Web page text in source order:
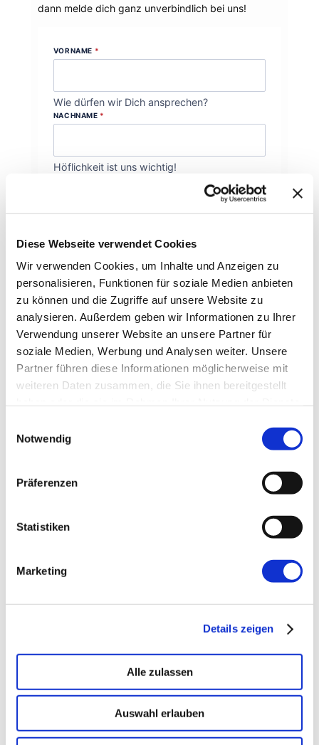
Diese Webseite verwendet Cookies
Wir verwenden Cookies, um Inhalte und Anzeigen zu
personalisieren, Funktionen für soziale Medien anbieten
zu können und die Zugriffe auf unsere Website zu
analysieren. Außerdem geben wir Informationen zu Ihrer
Verwendung unserer Website an unsere Partner für
soziale Medien, Werbung und Analysen weiter. Unsere
Partner führen diese Informationen möglicherweise mit
weiteren Daten zusammen, die Sie ihnen bereitgestellt
Notwendig
Präferenzen
Statistiken
Marketing
Details zeigen
Alle zulassen
Auswahl erlauben
dann melde dich ganz unverbindlich bei uns!
VORNAME *
Wie dürfen wir Dich ansprechen?
NACHNAME *
Höflichkeit ist uns wichtig!
Wie können wir Dich erreichen?
DEINE NACHRICHT AN UNS
Womit können wir behilflich sein?
Abschicken
Kommentare
Schreibe einen
Kommentar
Deine E-Mail-Adresse wird nicht
veröffentlicht. Erforderliche Felder
markiert
Kommentar*